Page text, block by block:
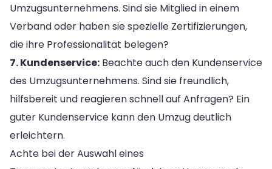
Umzugsunternehmens. Sind sie Mitglied in einem
Verband oder haben sie spezielle Zertifizierungen,
die ihre Professionalität belegen?
7. Kundenservice: Beachte auch den Kundenservice
des Umzugsunternehmens. Sind sie freundlich,
hilfsbereit und reagieren schnell auf Anfragen? Ein
guter Kundenservice kann den Umzug deutlich
erleichtern.
Achte bei der Auswahl eines